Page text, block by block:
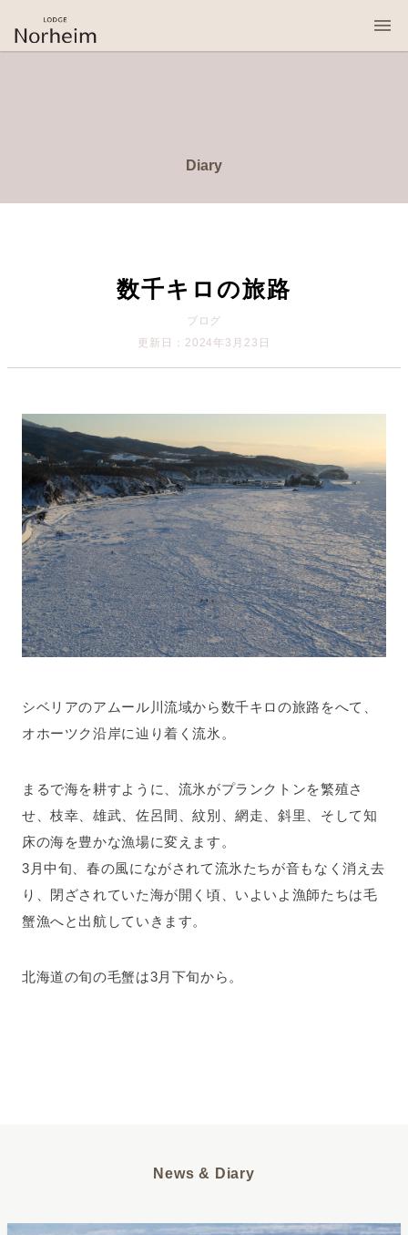
Diary
数千キロの旅路
ブログ
更新日：2024年3月23日
シベリアのアムール川流域から数千キロの旅路をへて、
オホーツク沿岸に辿り着く流氷。
まるで海を耕すように、流氷がプランクトンを繁殖さ
せ、枝幸、雄武、佐呂間、紋別、網走、斜里、そして知
床の海を豊かな漁場に変えます。
3月中旬、春の風にながされて流氷たちが音もなく消え去
り、閉ざされていた海が開く頃、いよいよ漁師たちは毛
蟹漁へと出航していきます。
北海道の旬の毛蟹は3月下旬から。
News & Diary